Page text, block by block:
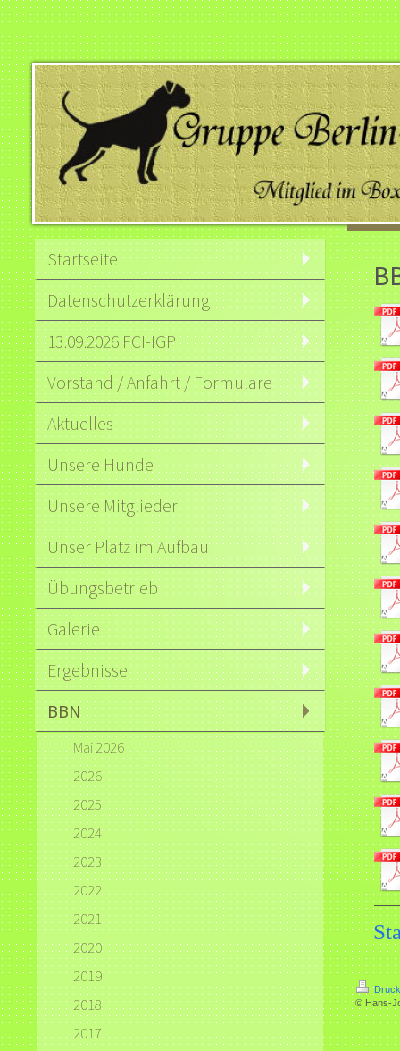
Startseite
Datenschutzerklärung
13.09.2026 FCI-IGP
Vorstand / Anfahrt / Formulare
Aktuelles
Unsere Hunde
Unsere Mitglieder
Unser Platz im Aufbau
Übungsbetrieb
Galerie
Ergebnisse
BBN
Mai 2026
2026
2025
2024
2023
2022
2021
2020
2019
2018
2017
© Hans-